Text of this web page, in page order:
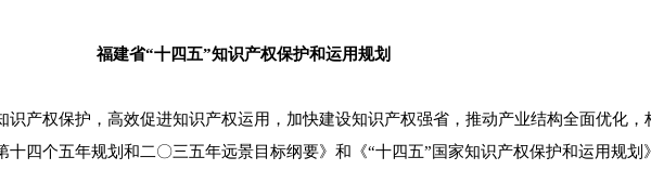
福建省“十四五”知识产权保护和运用规划
权保护，高效促进知识产权运用，加快建设知识产权强省，推动产业结构全面优化，
四个五年规划和二〇三五年远景目标纲要》和《“十四五”国家知识产权保护和运用规划